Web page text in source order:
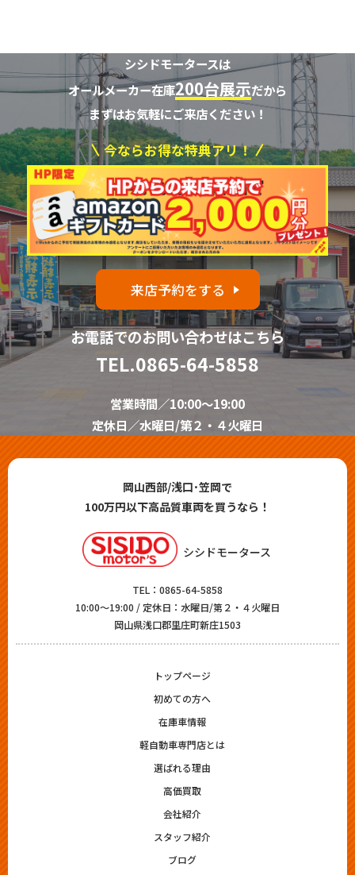
シシドモータースは
オールメーカー在庫200台展示だから
まずはお気軽にご来店ください！
今ならお得な特典アリ！
来店予約をする
お電話でのお問い合わせはこちら
TEL.0865-64-5858
営業時間／10:00～19:00
定休日／水曜日/第２・４火曜日
岡山西部/浅口･笠岡で
100万円以下高品質車両を買うなら！
シシドモータース
TEL： 0865-64-5858
10:00～19:00 / 定休日：水曜日/第２・４火曜日
岡山県浅口郡里庄町新庄1503
トップページ
初めての方へ
在庫車情報
軽自動車専門店とは
選ばれる理由
高価買取
会社紹介
スタッフ紹介
ブログ